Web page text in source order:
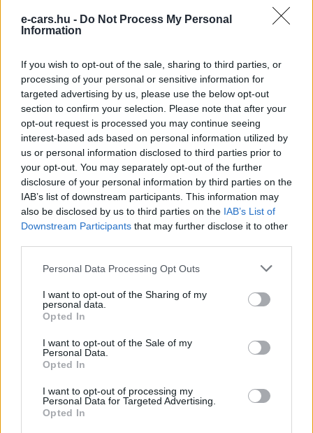
e-cars.hu - Do Not Process My Personal
Information
If you wish to opt-out of the sale, sharing to third parties, or
processing of your personal or sensitive information for
targeted advertising by us, please use the below opt-out
section to confirm your selection. Please note that after your
opt-out request is processed you may continue seeing
interest-based ads based on personal information utilized by
us or personal information disclosed to third parties prior to
your opt-out. You may separately opt-out of the further
disclosure of your personal information by third parties on the
IAB’s list of downstream participants. This information may
also be disclosed by us to third parties on the IAB’s List of
Downstream Participants that may further disclose it to other
Personal Data Processing Opt Outs
I want to opt-out of the Sharing of my
personal data.
Opted In
I want to opt-out of the Sale of my
Personal Data.
Opted In
I want to opt-out of processing my
Personal Data for Targeted Advertising.
Opted In
bővítést terveznek, több lépcsőben, ami 13, 28, majd 80
GWh éves kapacitás elérését irányozza elő.
Kövesd az e-cars.hu-t a Facebookon is, további
tartalmakért!
CÍMKÉK energiasűrűség gotion high-tech LFP
kütyü és immár e-autó rajongó!